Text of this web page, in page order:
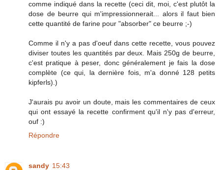
comme indiqué dans la recette (ceci dit, moi, c'est plutôt la
dose de beurre qui m'impressionnerait... alors il faut bien
cette quantité de farine pour "absorber" ce beurre ;-)
Comme il n'y a pas d'oeuf dans cette recette, vous pouvez
diviser toutes les quantités par deux. Mais 250g de beurre,
c'est pratique à peser, donc généralement je fais la dose
complète (ce qui, la dernière fois, m'a donné 128 petits
kipferls).)
J'aurais pu avoir un doute, mais les commentaires de ceux
qui ont essayé la recette confirment qu'il n'y pas d'erreur,
ouf :)
Répondre
sandy 15:43